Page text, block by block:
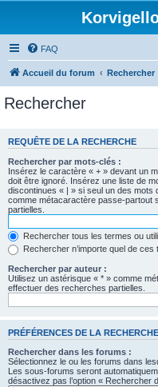
FAQ
Accueil du forum Rechercher
Rechercher
REQUÊTE DE LA RECHERCHE
Rechercher par mots-clés :
Insérez le caractère « + » devant un
doit être ignoré. Insérez une liste de
discontinues « | » si seul un des mots
comme métacaractère passe-partout
partielles.
Rechercher tous les termes ou
Rechercher n’importe quel de ces
Rechercher par auteur :
Utilisez un astérisque « * » comme
effectuer des recherches partielles.
PRÉFÉRENCES DE LA RECHERCHE
Rechercher dans les forums :
Sélectionnez le ou les forums dans
Les sous-forums seront
désactivez pas l’option « Rechercher